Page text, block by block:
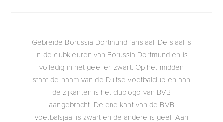
Gebreide Borussia Dortmund fansjaal. De sjaal is
in de clubkleuren van Borussia Dortmund en is
volledig in het geel en zwart. Op het midden
staat de naam van de Duitse voetbalclub en aan
de zijkanten is het clublogo van BVB
aangebracht. De ene kant van de BVB
voetbalsjaal is zwart en de andere is geel. Aan